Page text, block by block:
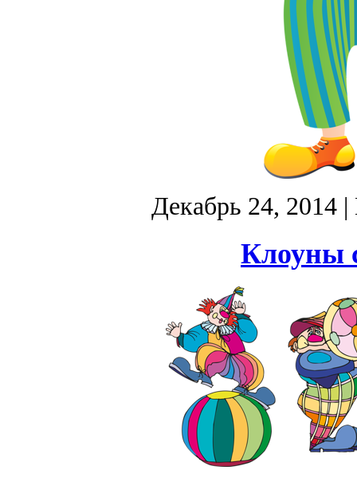
Декабрь 24, 2014|
Клоуны